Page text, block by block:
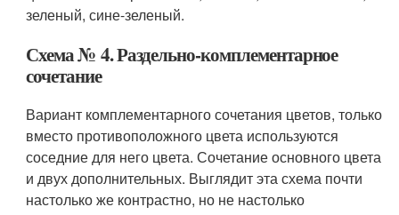
зеленый, сине-зеленый.
Схема № 4. Раздельно-комплементарное
сочетание
Вариант комплементарного сочетания цветов, только
вместо противоположного цвета используются
соседние для него цвета. Сочетание основного цвета
и двух дополнительных. Выглядит эта схема почти
настолько же контрастно, но не настолько